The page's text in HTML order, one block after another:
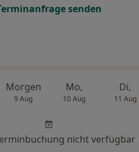
senden
Morgen
9 Aug
Mo,
10 Aug
Di,
11 Aug
nicht verfügbar